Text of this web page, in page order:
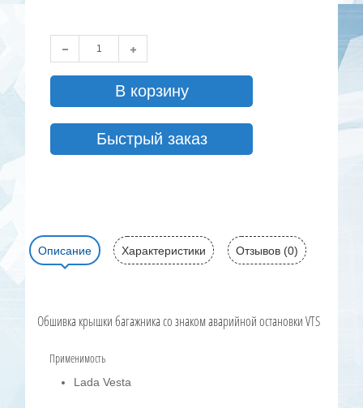
В корзину
Быстрый заказ
Описание Характеристики Отзывов (0)
Обшивка крышки багажника со знаком аварийной остановки VTS
Применимость
Lada Vesta